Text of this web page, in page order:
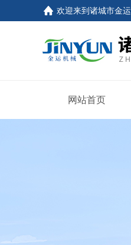
欢迎来到诸城市金
网站首页